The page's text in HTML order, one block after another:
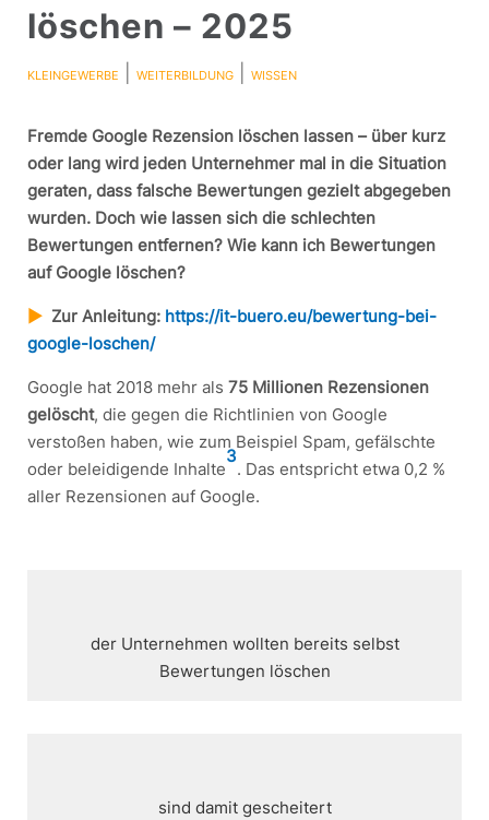
löschen – 2025
KLEINGEWERBE WEITERBILDUNG| WISSEN
Fremde Google Rezension löschen lassen – über kurz
oder lang wird jeden Unternehmer mal in die Situation
geraten, dass falsche Bewertungen gezielt abgegeben
wurden. Doch wie lassen sich die schlechten
Bewertungen entfernen? Wie kann ich Bewertungen
auf Google löschen?
▶︎Zur Anleitung: https://it-buero.eu/bewertung-bei-
google-loschen/
Google hat 2018 mehr als 75 Millionen Rezensionen
gelöscht, die gegen die Richtlinien von Google
verstoßen haben, wie zum Beispiel Spam, gefälschte
oder beleidigende Inhalte
3
. Das entspricht etwa 0,2 %
aller Rezensionen auf Google.
der Unternehmen wollten bereits selbst
Bewertungen löschen
sind damit gescheitert